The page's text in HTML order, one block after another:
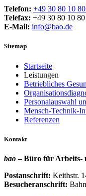
Telefon: +49 30 80 10
Telefax: +49 30 80 10
E-Mail: info@bao.de
Sitemap
Startseite
Leistungen
Betriebliches
Personalauswahl
Mensch-Technik-
Referenzen
Kontakt
bao– Büro für Arbeits-
Postanschrift: Keithstr.
Besucheranschrift: